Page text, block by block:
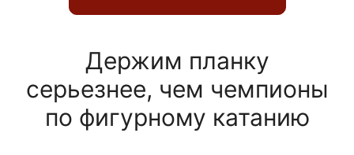
Держим планку
серьезнее, чем чемпионы
по фигурному катанию